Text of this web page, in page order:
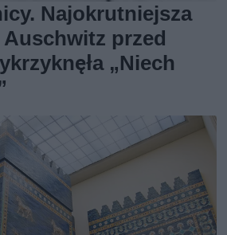
Najokrutniejsza
przed
„Niech